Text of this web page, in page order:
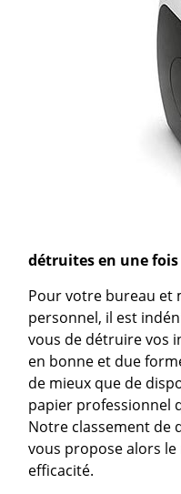
détruites en une fois
Pour votre bureau et
personnel, il est
vous de détruire vos
en bonne et due
de mieux que de
papier professionnel
Notre classement de
vous propose alors le
efficacité.